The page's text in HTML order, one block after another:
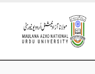
main
content